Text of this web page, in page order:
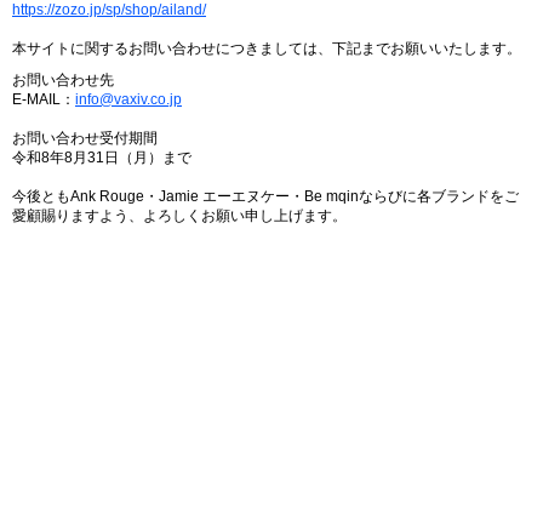
https://zozo.jp/sp/shop/ailand/
本サイトに関するお問い合わせにつきましては、下記までお願いいたします。
お問い合わせ先
E-MAIL： info@vaxiv.co.jp
お問い合わせ受付期間
令和8年8月31日（月）まで
今後ともAnk Rouge・Jamie エーエヌケー・Be mqinならびに各ブランドをご
愛顧賜りますよう、よろしくお願い申し上げます。